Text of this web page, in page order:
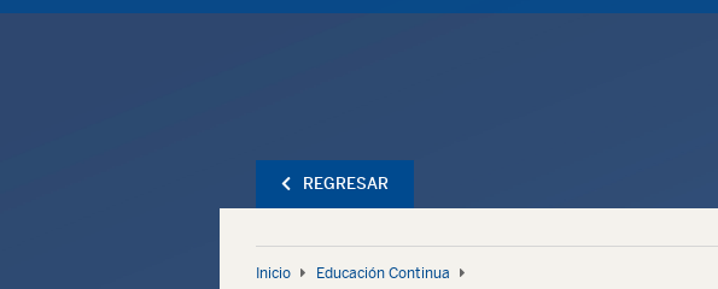
REGRESAR
Inicio Educación Continua